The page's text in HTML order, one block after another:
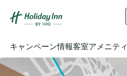
キャンペーン情報客室アメニティ